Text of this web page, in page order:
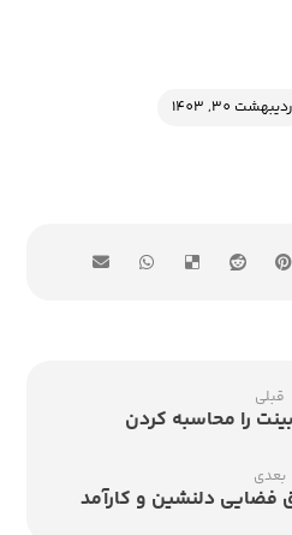
30, 1403
قبلی
را محاسبه کردن
بعدی
فضایی دلنشین و کارآمد